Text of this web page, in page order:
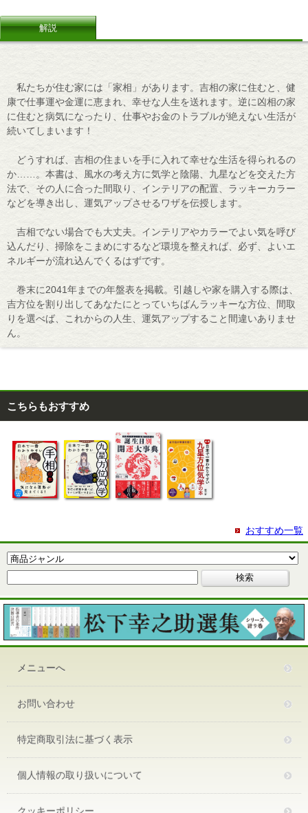
解説
私たちが住む家には「家相」があります。吉相の家に住むと、健
康で仕事運や金運に恵まれ、幸せな人生を送れます。逆に凶相の家
に住むと病気になったり、仕事やお金のトラブルが絶えない生活が
続いてしまいます！
どうすれば、吉相の住まいを手に入れて幸せな生活を得られるの
か……。本書は、風水の考え方に気学と陰陽、九星などを交えた方
法で、その人に合った間取り、インテリアの配置、ラッキーカラー
などを導き出し、運気アップさせるワザを伝授します。
吉相でない場合でも大丈夫。インテリアやカラーでよい気を呼び
込んだり、掃除をこまめにするなど環境を整えれば、必ず、よいエ
ネルギーが流れ込んでくるはずです。
巻末に2041年までの年盤表を掲載。引越しや家を購入する際は、
吉方位を割り出してあなたにとっていちばんラッキーな方位、間取
りを選べば、これからの人生、運気アップすること間違いありませ
ん。
こちらもおすすめ
おすすめ一覧
メニューへ
お問い合わせ
特定商取引法に基づく表示
個人情報の取り扱いについて
クッキーポリシー